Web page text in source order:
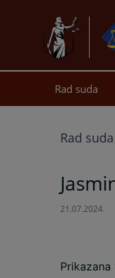
Rad suda
Rad suda
21.07.2024.